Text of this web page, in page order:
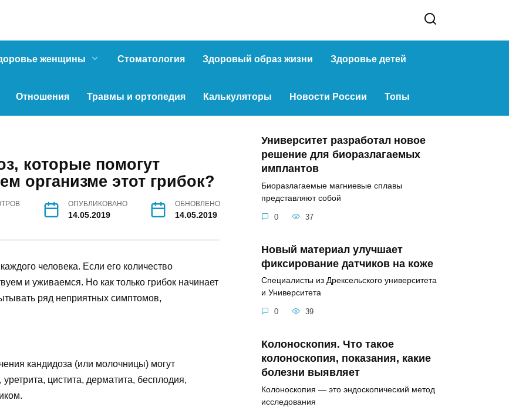
женщины Стоматология Здоровый образ жизни Здоровье детей
Отношения Травмы и ортопедия Калькуляторы Новости России Топы
которые помогут
организме этот грибок?
ОПУБЛИКОВАНО
14.05.2019
ОБНОВЛЕНО
14.05.2019
человека. Если его количество
и уживаемся. Но как только грибок начинает
ряд неприятных симптомов,
кандидоза (или молочницы) могут
цистита, дерматита, бесплодия,
Университет разработал новое
решение для биоразлагаемых
имплантов
Биоразлагаемые магниевые сплавы
представляют собой
0 37
Новый материал улучшает
фиксирование датчиков на коже
Специалисты из Дрексельского университета
и Университета
0 39
Колоноскопия. Что такое
колоноскопия, показания, какие
болезни выявляет
Колоноскопия — это эндоскопический метод
исследования